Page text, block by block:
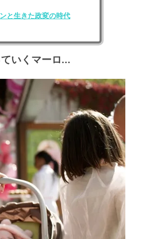
と生きた政変の時代
いくマーロ…